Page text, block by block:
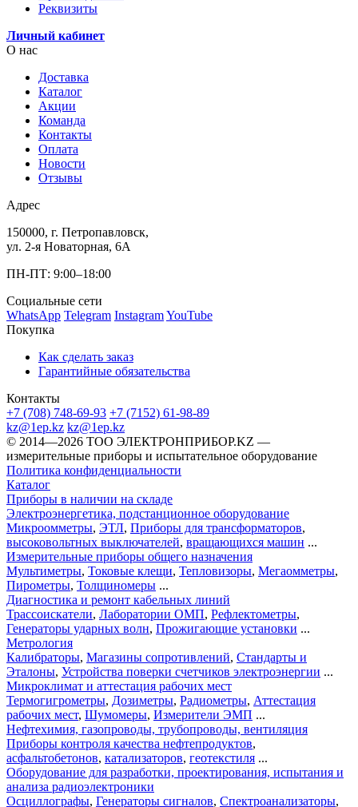
Реквизиты
Личный кабинет
О нас
Доставка
Каталог
Акции
Команда
Контакты
Оплата
Новости
Отзывы
Адрес
150000, г. Петропавловск,
ул. 2-я Новаторная, 6А
ПН-ПТ: 9:00–18:00
Социальные сети
WhatsApp Telegram InstagramYouTube
Покупка
Как сделать заказ
Гарантийные обязательства
Контакты
+7 (708) 748-69-93 +7 (7152) 61-98-89
kz@1ep.kz kz@1ep.kz
©️ 2014—2026 ТОО ЭЛЕКТРОНПРИБОР.KZ —
измерительные приборы и испытательное оборудование
Политика конфиденциальности
Каталог
Приборы в наличии на складе
Электроэнергетика, подстанционное оборудование
Микроомметры, ЭТЛ, Приборы для трансформаторов,
высоковольтных выключателей, вращающихся машин ...
Измерительные приборы общего назначения
Мультиметры, Токовые клещи, Тепловизоры, Мегаомметры,
Пирометры, Толщиномеры ...
Диагностика и ремонт кабельных линий
Трассоискатели, Лаборатории ОМП, Рефлектометры,
Генераторы ударных волн, Прожигающие установки ...
Метрология
Калибраторы, Магазины сопротивлений, Стандарты и
Эталоны, Устройства поверки счетчиков электроэнергии ...
Микроклимат и аттестация рабочих мест
Термогигрометры, Дозиметры, Радиометры, Аттестация
рабочих мест, Шумомеры, Измерители ЭМП ...
Нефтехимия, газопроводы, трубопроводы, вентиляция
Приборы контроля качества нефтепродуктов,
асфальтобетонов, катализаторов, геотекстиля ...
Оборудование для разработки, проектирования, испытания и
анализа радиоэлектроники
Осциллографы, Генераторы сигналов, Спектроанализаторы,